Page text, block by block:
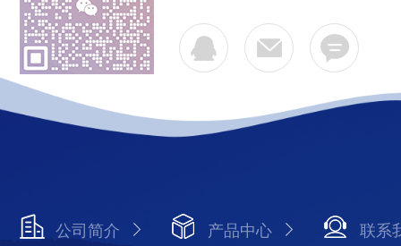
公司简介 产品中心 联系